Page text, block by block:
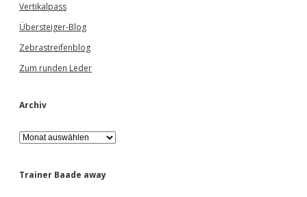
Vertikalpass
Übersteiger-Blog
Zebrastreifenblog
Zum runden Leder
Archiv
A
r
h
Trainer Baade away